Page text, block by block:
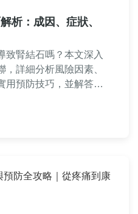
析：成因、症狀、
致腎結石嗎？本文深入
詳細分析風險因素、
用預防技巧，並解答讀